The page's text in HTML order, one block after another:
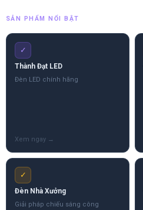
SẢN PHẨM NỔI BẬT
✓
Thành Đạt LED
Đèn LED chính hãng
✓
Đèn Nhà Xưởng
Giải pháp chiếu sáng công